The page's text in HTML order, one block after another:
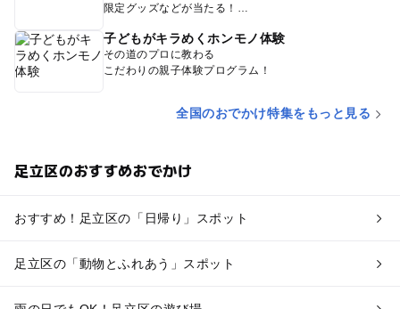
限定グッズなどが当たる！
子どもがキラめくホンモノ体験
その道のプロに教わる
こだわりの親子体験プログラム！
全国のおでかけ特集をもっと見る
足立区のおすすめおでかけ
おすすめ！足立区の「日帰り」スポット
足立区の「動物とふれあう」スポット